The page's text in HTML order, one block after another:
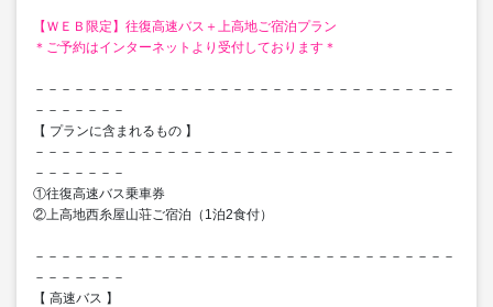
【ＷＥＢ限定】往復高速バス＋上高地ご宿泊プラン
＊ご予約はインターネットより受付しております＊
－－－－－－－－－－－－－－－－－－－－－－－－－－－－－－－－
－－－－－－－
【 プランに含まれるもの 】
－－－－－－－－－－－－－－－－－－－－－－－－－－－－－－－－
－－－－－－－
①往復高速バス乗車券
②上高地西糸屋山荘ご宿泊（1泊2食付）
－－－－－－－－－－－－－－－－－－－－－－－－－－－－－－－－
－－－－－－－
【 高速バス 】